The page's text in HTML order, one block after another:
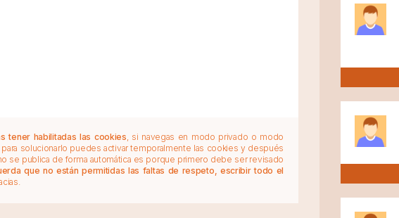
tener habilitadas las cookies , si navegas en modo privado o modo
solucionarlo puedes activar temporalmente las cookies y después
se publica de forma automática es porque primero debe ser revisado
que no están permitidas las faltas de respeto, escribir todo el